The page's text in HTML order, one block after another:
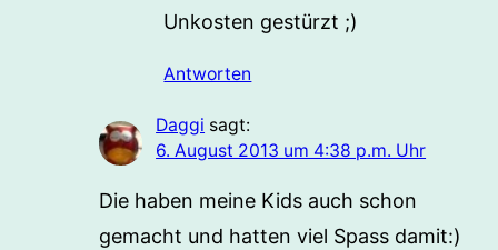
Unkosten gestürzt ;)
Antworten
Daggi sagt:
6. August 2013 um 4:38 p.m. Uhr
Die haben meine Kids auch schon
gemacht und hatten viel Spass damit:)